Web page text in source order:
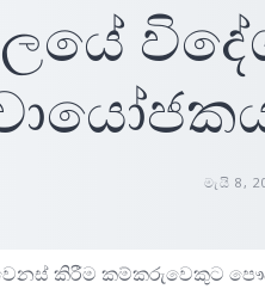
මැයි 8,
කිරීම කම්කරුවෙකුට